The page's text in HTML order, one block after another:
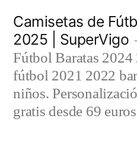
contenido
Camisetas de
2025 | SuperVigo
Fútbol Baratas 2024
fútbol 2021 2022
niños.
gratis desde 69